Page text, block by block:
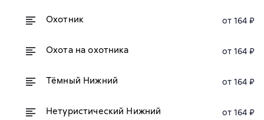
Охотник от 164 ₽
Охота на охотника от 164 ₽
Тёмный Нижний от 164 ₽
Нетуристический Нижний от 164 ₽